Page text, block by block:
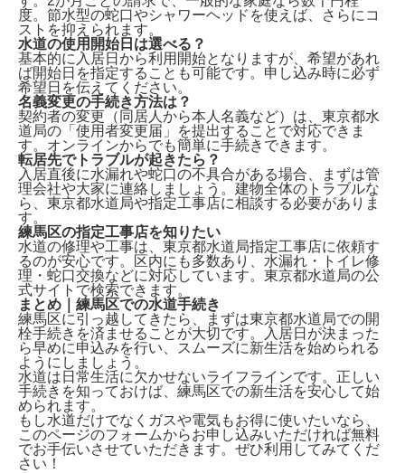
度。節水型の蛇口やシャワーヘッドを使えば、さらにコ
ストを抑えられます。
水道の使用開始日は選べる？
基本的に入居日から利用開始となりますが、希望があれ
ば開始日を指定することも可能です。申し込み時に必ず
希望日を伝えてください。
名義変更の手続き方法は？
契約者の変更（同居人から本人名義など）は、 東京都水
道局の「使用者変更届」
を提出することで対応できま
す。オンラインからでも簡単に手続きできます。
転居先でトラブルが起きたら？
入居直後に水漏れや蛇口の不具合がある場合、まずは管
理会社や大家に連絡しましょう。建物全体のトラブルな
ら、東京都水道局や指定工事店に相談する必要がありま
す。
練馬区の指定工事店を知りたい
水道の修理や工事は、 東京都水道局指定工事店に依頼す
るのが安心です。区内にも多数あり、水漏れ・トイレ修
理・蛇口交換などに対応しています。東京都水道局の公
式サイトで検索できます。
まとめ｜練馬区での水道手続き
練馬区に引っ越してきたら、まずは東京都水道局での開
栓手続き を済ませることが大切です。入居日が決まった
ら早めに申込みを行い、スムーズに新生活を始められる
ようにしましょう。
水道は日常生活に欠かせないライフラインです。正しい
手続きを知っておけば、練馬区での新生活を安心して始
められます。
もし水道だけでなくガスや電気もお得に使いたいなら、
このページのフォームからお申し込みいただければ無料
でお手伝いさせていただきます。ぜひ利用してみてくだ
さい！